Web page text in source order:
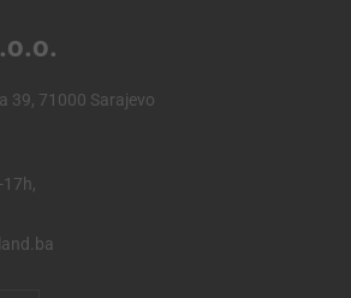
39, 71000 Sarajevo